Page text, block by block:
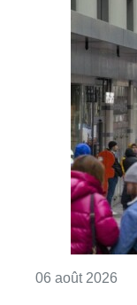
06 août 2026